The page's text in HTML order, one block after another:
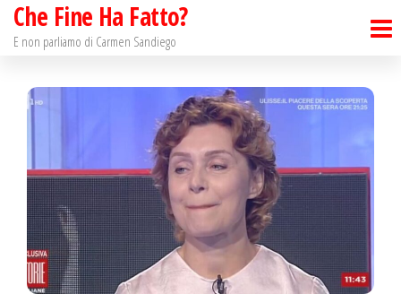
SaltaChe Fine Ha Fatto?
E non parliamo di Carmen Sandiego